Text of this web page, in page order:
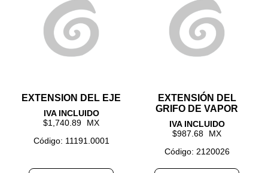
EXTENSION DEL EJE
1,740.89
Código: 11191.0001
EXTENSIÓN DEL
GRIFO DE VAPOR
987.68
Código: 2120026